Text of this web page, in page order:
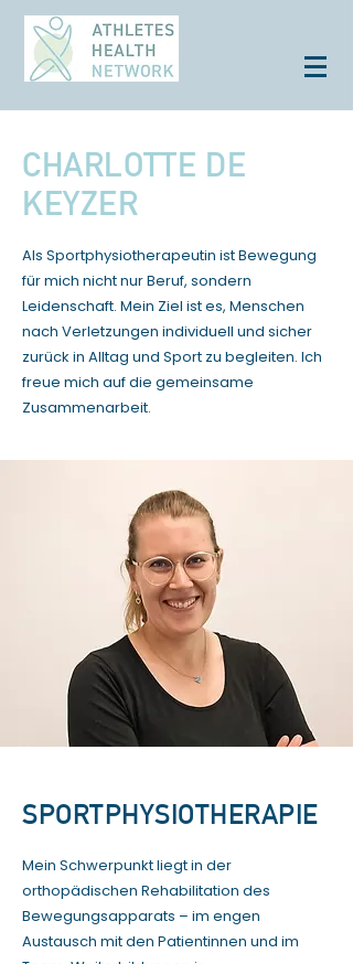
CHARLOTTE DE
KEYZER
Als Sportphysiotherapeutin ist Bewegung
für mich nicht nur Beruf, sondern
Leidenschaft. Mein Ziel ist es, Menschen
nach Verletzungen individuell und sicher
zurück in Alltag und Sport zu begleiten. Ich
freue mich auf die gemeinsame
Zusammenarbeit.
SPORTPHYSIOTHERAPIE
Mein Schwerpunkt liegt in der
orthopädischen Rehabilitation des
Bewegungsapparats – im engen
Austausch mit den Patientinnen und im